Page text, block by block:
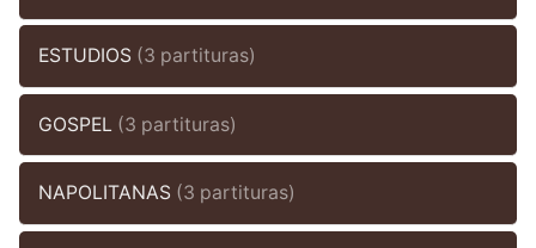
ESTUDIOS (3 partituras)
GOSPEL (3 partituras)
NAPOLITANAS (3 partituras)